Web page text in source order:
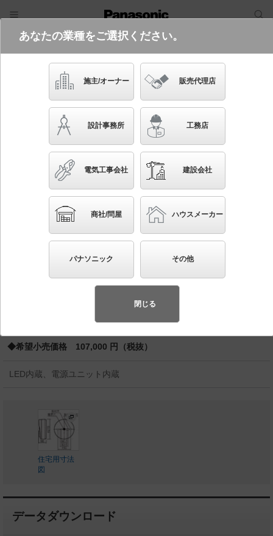
電気・建築設備（ビジネス）
フリーワード
品番・キーワード
かんたん照度計算
NWCF18106 LE1
天井直付型・壁直付型 LED（電球色） シーリング階
段灯（ブラケット兼用型） 防雨型 丸形蛍光灯20形1
灯器具相当 FCL20形
（省エネ・デザイン性・配光制御など様々なご
要望にお応えできる商品群です。）
◆希望小売価格 107,000 円（税抜）
LED内蔵、電源ユニット内蔵
住宅用寸法
図
データダウンロード
あなたの業種をご選択ください。
施主/オーナー 販売代理店
設計事務所 工務店
電気工事会社 建設会社
商社/問屋 ハウスメーカー
パナソニック その他
閉じる